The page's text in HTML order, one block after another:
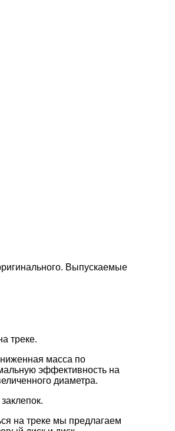
Выпускаемые
треке.
масса по
эффективность на
диаметра.
на треке мы предлагаем